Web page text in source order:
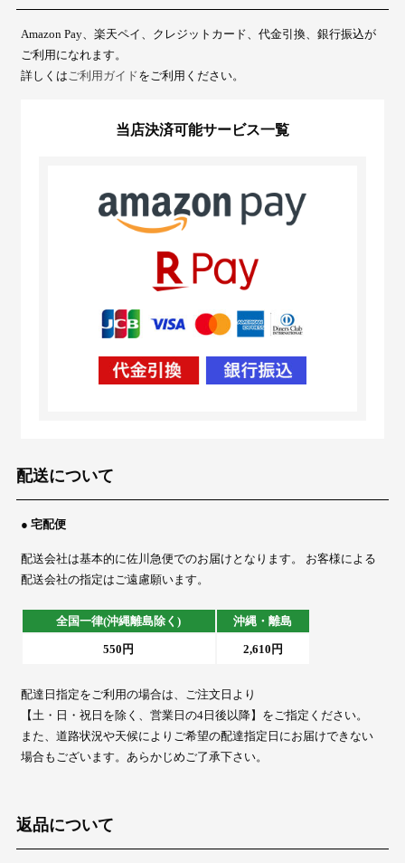
Amazon Pay、楽天ペイ、クレジットカード、代金引換、銀行振込が
ご利用になれます。
詳しくはご利用ガイドをご利用ください。
当店決済可能サービス一覧
配送について
● 宅配便
配送会社は基本的に佐川急便でのお届けとなります。 お客様による
配送会社の指定はご遠慮願います。
全国一律(沖縄離島除く) 沖縄・離島
550円 2,610円
配達日指定をご利用の場合は、ご注文日より
【土・日・祝日を除く、営業日の4日後以降】をご指定ください。
また、道路状況や天候によりご希望の配達指定日にお届けできない
場合もございます。あらかじめご了承下さい。
返品について